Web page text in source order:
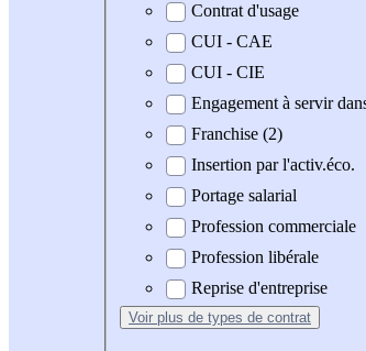
Contrat d'usage
CUI - CAE
CUI - CIE
Engagement à servir
Franchise (2)
Insertion par l'activ.éco.
Portage salarial
Profession commerciale
Profession libérale
Reprise d'entreprise
Voir plus de types de contrat